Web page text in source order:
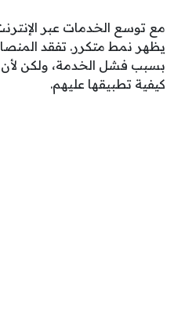
مع توسع الخدمات عبر
يظهر نمط متكرر. تفقد
بسبب فشل الخدمة، ولكن لأن
كيفية تطبيقها عليهم.